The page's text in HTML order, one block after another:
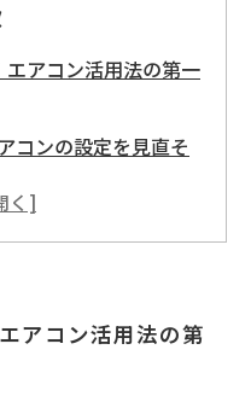
アコン活用法の第一
コンの設定を見直そ
適な夏のための忘れ
アコン活用法の第